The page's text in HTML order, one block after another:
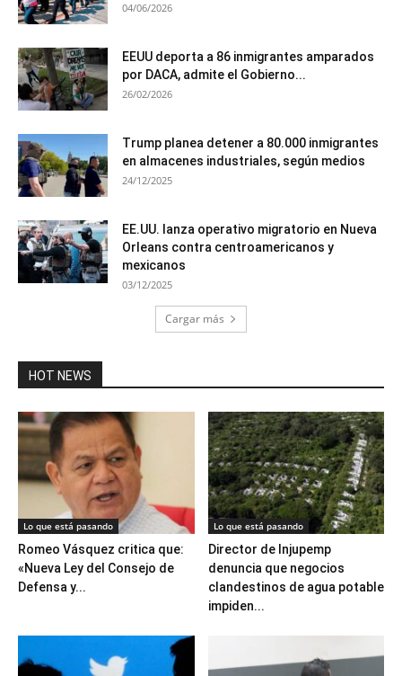
04/06/2026
EEUU deporta a 86 inmigrantes amparados
por DACA, admite el Gobierno...
26/02/2026
Trump planea detener a 80.000 inmigrantes
en almacenes industriales, según medios
24/12/2025
EE.UU. lanza operativo migratorio en Nueva
Orleans contra centroamericanos y
mexicanos
03/12/2025
Cargar más
HOT NEWS
Lo que está pasando
Romeo Vásquez critica que:
«Nueva Ley del Consejo de
Defensa y...
Lo que está pasando
Director de Injupemp
denuncia que negocios
clandestinos de agua potable
impiden...